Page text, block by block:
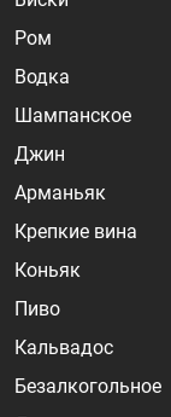
Ром
Водка
Шампанское
Джин
Арманьяк
Крепкие вина
Коньяк
Пиво
Кальвадос
Безалкогольное